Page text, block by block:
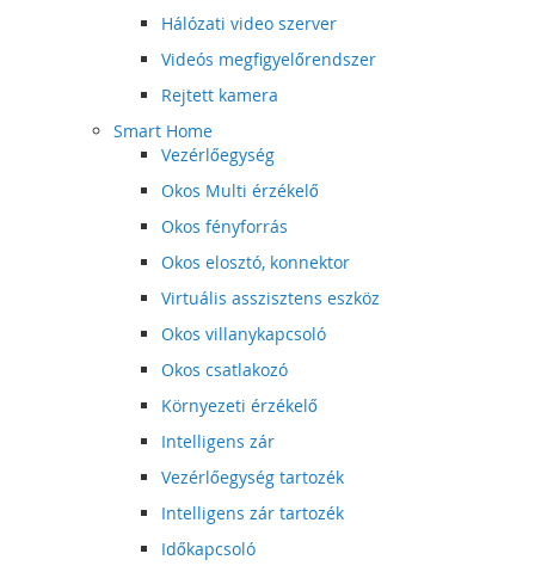
Hálózati video szerver
Videós megfigyelőrendszer
Rejtett kamera
Smart Home
Vezérlőegység
Okos Multi érzékelő
Okos fényforrás
Okos elosztó, konnektor
Virtuális asszisztens eszköz
Okos villanykapcsoló
Okos csatlakozó
Környezeti érzékelő
Intelligens zár
Vezérlőegység tartozék
Intelligens zár tartozék
Időkapcsoló